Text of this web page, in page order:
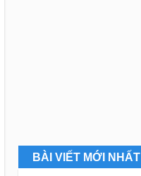
BÀI VIẾT MỚI NHẤT